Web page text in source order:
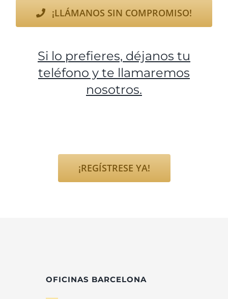
¡LLÁMANOS SIN COMPROMISO!
Si lo prefieres, déjanos tu
teléfono y te llamaremos
nosotros.
¡REGÍSTRESE YA!
OFICINAS BARCELONA